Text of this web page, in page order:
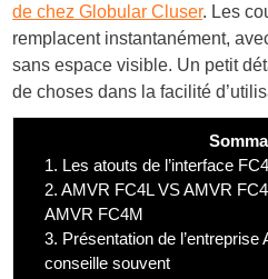
de chez Globular Cluser. Les
remplacent instantanément,
sans espace visible. Un petit
de choses dans la facilité
1. Les atouts de l’interface
2. AMVR FC4L VS AMVR
AMVR FC4M
3. Présentation de
conseille souvent